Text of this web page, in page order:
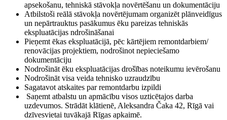
apsekošanu, tehniskā stāvokļa novērtēšanu un dokumentāciju
Atbilstoši reālā stāvokļa novērtējumam organizēt plānveidīgus
un nepārtrauktus pasākumus ēku pareizas tehniskās
ekspluatācijas ndrošināšanai
Pieņemt ēkas ekspluatācijā, pēc kārtējiem remontdarbiem/
renovācijas projektiem, nodrošinot nepieciešamo
dokumentāciju
Nodrošināt ēku ekspluatācijas drošības noteikumu ievērošanu
Nodrošināt visa veida tehnisko uzraudzību
Sagatavot atskaites par remontdarbu izpildi
Saņemt atbalstu un apmācību visos uzticētajos darba
uzdevumos. Strādāt klātienē, Aleksandra Čaka 42, Rīgā vai
dzīvesvietai tuvākajā Rīgas apkaimē.